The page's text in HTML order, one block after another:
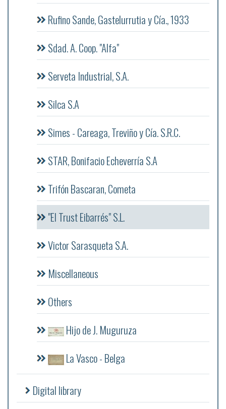
Rufino Sande, Gastelurrutia y Cía., 1933
Sdad. A. Coop. "Alfa"
Serveta Industrial, S.A.
Silca S.A
Simes - Careaga, Treviño y Cía. S.R.C.
STAR, Bonifacio Echeverría S.A
Trifón Bascaran, Cometa
"El Trust Eibarrés" S.L.
Victor Sarasqueta S.A.
Miscellaneous
Others
Hijo de J. Muguruza
La Vasco - Belga
Digital library